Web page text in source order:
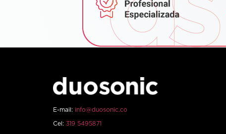
E-mail: info@duosonic.co
Cel: 319 5495871